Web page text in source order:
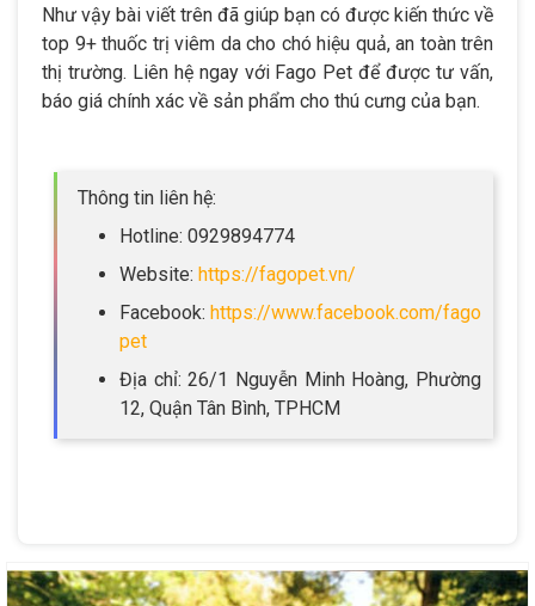
Như vậy bài viết trên đã giúp bạn có được kiến thức về
top 9+ thuốc trị viêm da cho chó hiệu quả, an toàn trên
thị trường. Liên hệ ngay với Fago Pet để được tư vấn,
báo giá chính xác về sản phẩm cho thú cưng của bạn.
Thông tin liên hệ:
Hotline: 0929894774
Website: https://fagopet.vn/
Facebook: https://www.facebook.com/fago
pet
Địa chỉ: 26/1 Nguyễn Minh Hoàng, Phường
12, Quận Tân Bình, TPHCM